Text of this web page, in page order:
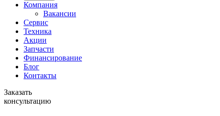
Компания
Вакансии
Сервис
Техника
Акции
Запчасти
Финансирование
Блог
Контакты
Заказать
консультацию